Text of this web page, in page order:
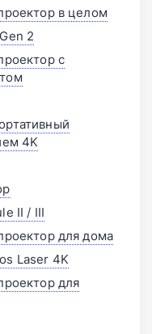
в целом
2
с
4K
II / III
для дома
Laser 4K
для